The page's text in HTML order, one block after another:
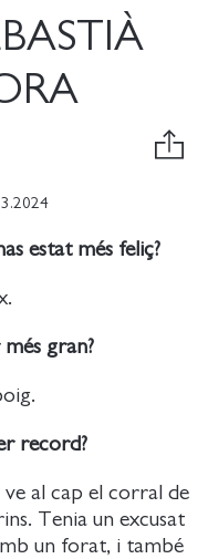
estat més feliç?
gran?
record?
al cap el corral de
Tenia un excusat
un forat, i també